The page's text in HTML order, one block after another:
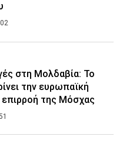
στη Μολδαβία: Το
την ευρωπαϊκή
επιρροή της Μόσχας